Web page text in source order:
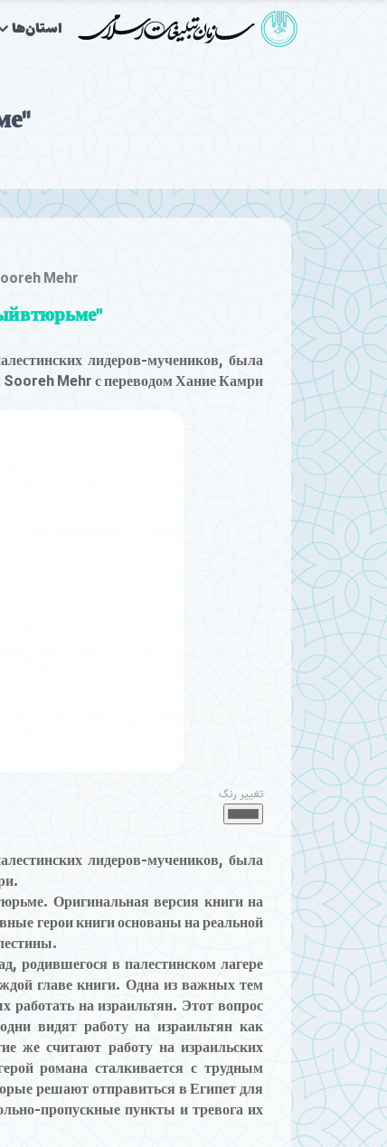
استان‌ها
"Хар ва Михак": Роман, написанный в тюрьме
Mehr
"Хар ва Михак": Роман, написанный в тюрьме
лидеров-мучеников, была
Sooreh Mehr с переводом Хание Камри.
تغییر رنگ
лидеров-мучеников, была
Оригинальная версия книги на
герои книги основаны на реальной
родившегося в палестинском лагере
главе книги. Одна из важных тем
на израильтян. Этот вопрос
видят работу на израильтян как
же считают работу на израильских
романа сталкивается с трудным
решают отправиться в Египет для
пропускные пункты и тревога их